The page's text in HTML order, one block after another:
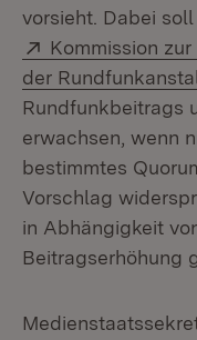
vorsieht. Dabei
Extern:
Kommission
der
Rundfunkbeitrags
erwachsen, wenn
bestimmtes
Vorschlag
in Abhängigkeit
Beitragserhöhung